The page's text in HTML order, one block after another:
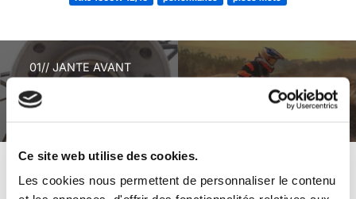
Ce site web utilise des cookies.
Les cookies nous permettent de personnaliser le contenu
01// JANTE AVANT
ENTRAXE DISQUE
CHAINE NRJ
+ de produits Avis